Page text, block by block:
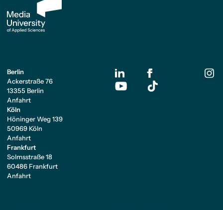
Berlin
Ackerstraße 76
13355 Berlin
Anfahrt
Köln
Höninger Weg 139
50969 Köln
Anfahrt
Frankfurt
Solmsstraße 18
60486 Frankfurt
Anfahrt